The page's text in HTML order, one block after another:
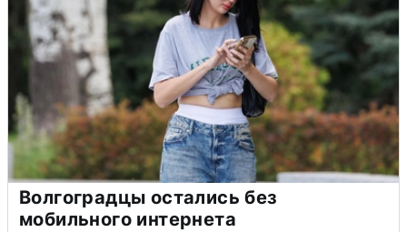
Волгоградцы остались без
мобильного интернета